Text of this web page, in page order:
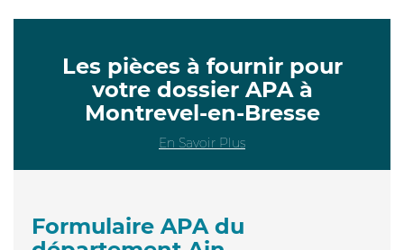
Les pièces à fournir pour
votre dossier APA à
Montrevel-en-Bresse
En Savoir Plus
Formulaire APA du